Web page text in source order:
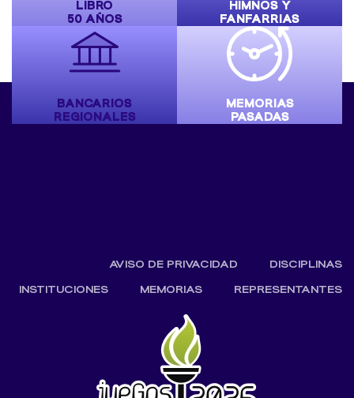
LIBRO
50 AÑOS
HIMNOS Y
FANFARRIAS
BANCARIOS
REGIONALES
MEMORIAS
PASADAS
AVISO DE PRIVACIDAD
DISCIPLINAS
INSTITUCIONES
MEMORIAS REPRESENTANTES